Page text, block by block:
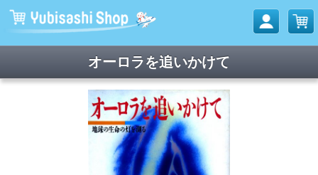
オーロラを追いかけて